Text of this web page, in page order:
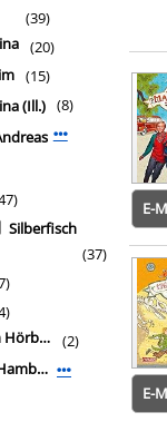
(39)
(20)
(Ill.)
(15)
(8)
Mehr
Silberfisch
(37)
Hamburg (2)
Mehr
Zu
E-
E-